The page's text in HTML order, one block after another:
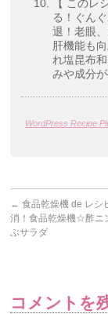
【 このレ
る！ぐん
退！老眼
肝機能も
れ塩昆布
みや成分
WordPress Recipe
← 食品乾燥機 de レシ
消！食品乾燥機☆酢ニ
ぶサラダ
コメントを